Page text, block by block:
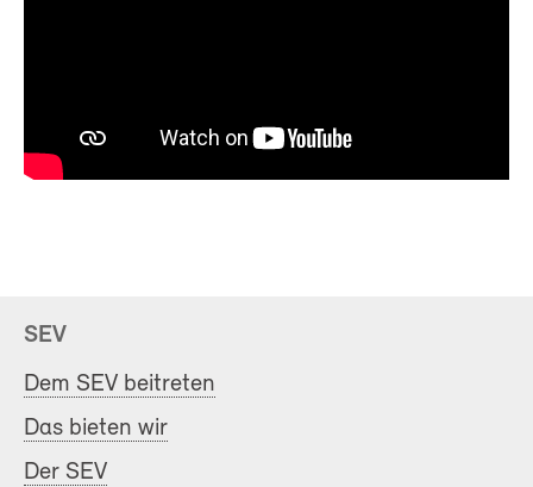
SEV
Dem SEV beitreten
Das bieten wir
Der SEV